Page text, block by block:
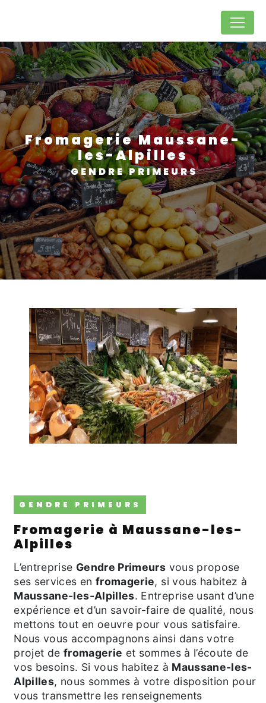
fromagerie Maussane-
les-Alpilles
GENDRE PRIMEURS
GENDRE PRIMEURS
fromagerie à Maussane-les-
Alpilles
L’entreprise Gendre Primeurs vous propose
ses services en fromagerie, si vous habitez à
Maussane-les-Alpilles. Entreprise usant d’une
expérience et d’un savoir-faire de qualité, nous
mettons tout en oeuvre pour vous satisfaire.
Nous vous accompagnons ainsi dans votre
projet de fromagerie et sommes à l’écoute de
vos besoins. Si vous habitez à Maussane-les-
Alpilles, nous sommes à votre disposition pour
vous transmettre les renseignements